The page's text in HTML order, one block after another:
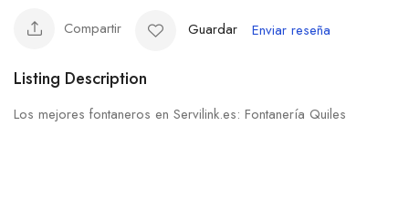
Compartir Guardar Enviar reseña
Listing Description
Los mejores fontaneros en Servilink.es: Fontanería Quiles